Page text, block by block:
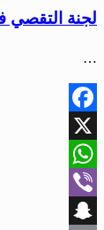
لجنة التقصي
…
Facebook
X
WhatsApp
Viber